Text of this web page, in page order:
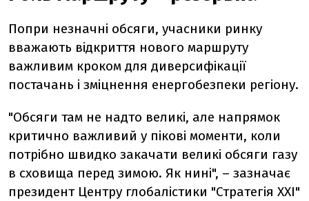
Попри незначні обсяги, учасники ринку
вважають відкриття нового маршруту
важливим кроком для диверсифікації
постачань і зміцнення енергобезпеки регіону.
"Обсяги там не надто великі, але напрямок
критично важливий у пікові моменти, коли
потрібно швидко закачати великі обсяги газу
в сховища перед зимою. Як нині", – зазначає
президент Центру глобалістики "Стратегія ХХІ"